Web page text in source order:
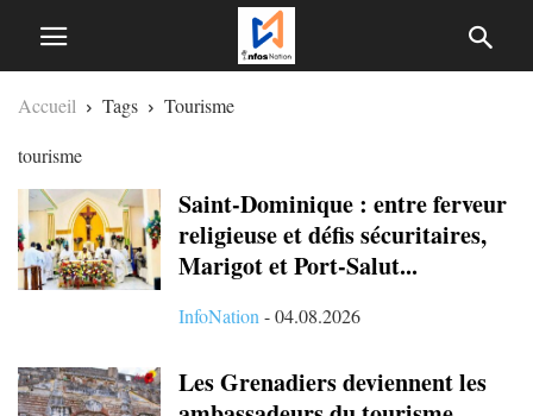
Accueil Tags
Tourisme
tourisme
Saint-Dominique : entre ferveur
religieuse et défis sécuritaires,
Marigot et Port-Salut...
InfoNation -04.08.2026
Les Grenadiers deviennent les